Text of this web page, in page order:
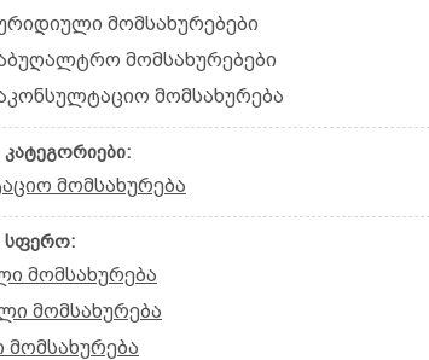
მომსახურებები
მომსახურებები
მომსახურება
კატეგორიები:
მომსახურება
სფერო:
მომსახურება
მომსახურება